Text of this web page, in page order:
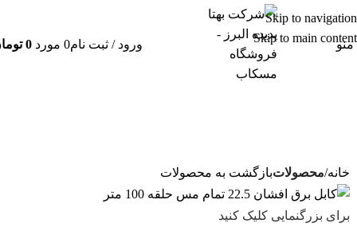
Skip to navigation
Skip to main content
منو ورود / ثبت نام0 مورد 0
خانه محصولاتبازگشت به محصولات
برای بزرگنمایی کلیک کنید